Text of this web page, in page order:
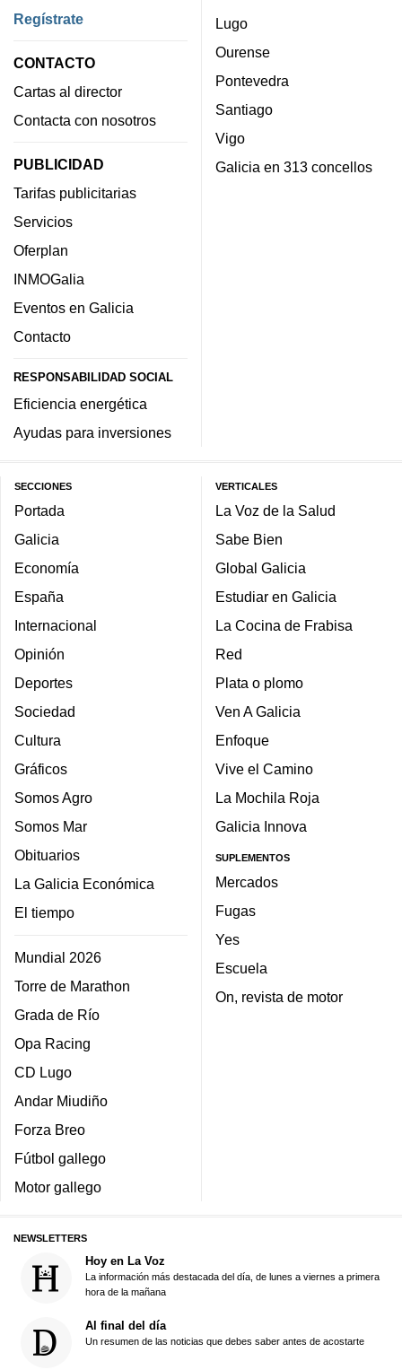
Regístrate
CONTACTO
Cartas al director
Contacta con nosotros
PUBLICIDAD
Tarifas publicitarias
Servicios
Oferplan
INMOGalia
Eventos en Galicia
Contacto
RESPONSABILIDAD SOCIAL
Eficiencia energética
Ayudas para inversiones
Lugo
Ourense
Pontevedra
Santiago
Vigo
Galicia en 313 concellos
SECCIONES
Portada
Galicia
Economía
España
Internacional
Opinión
Deportes
Sociedad
Cultura
Gráficos
Somos Agro
Somos Mar
Obituarios
La Galicia Económica
El tiempo
Mundial 2026
Torre de Marathon
Grada de Río
Opa Racing
CD Lugo
Andar Miudiño
Forza Breo
Fútbol gallego
Motor gallego
VERTICALES
La Voz de la Salud
Sabe Bien
Global Galicia
Estudiar en Galicia
La Cocina de Frabisa
Red
Plata o plomo
Ven A Galicia
Enfoque
Vive el Camino
La Mochila Roja
Galicia Innova
SUPLEMENTOS
Mercados
Fugas
Yes
Escuela
On, revista de motor
NEWSLETTERS
Hoy en La Voz
La información más destacada del día, de lunes a viernes a primera
hora de la mañana
Al final del día
Un resumen de las noticias que debes saber antes de acostarte